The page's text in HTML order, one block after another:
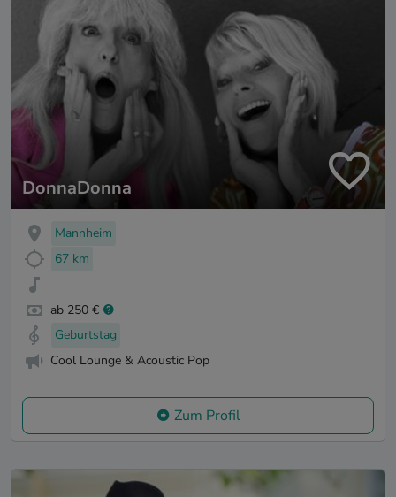
DonnaDonna
Mannheim
67 km
ab 250 €
Geburtstag
Cool Lounge & Acoustic Pop
Zum Profil